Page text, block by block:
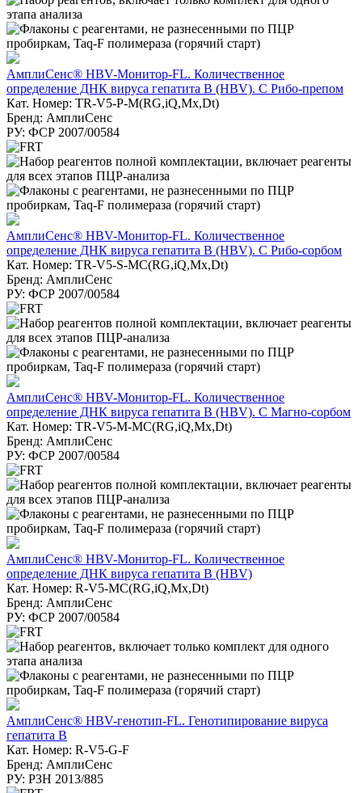
АмплиСенс® HBV-Монитор-FL. Количественное
определение ДНК вируса гепатита В (HBV). С Рибо-препом
Кат. Номер: TR-V5-Р-M(RG,iQ,Мх,Dt)
Бренд: АмплиСенс
РУ: ФСР 2007/00584
АмплиСенс® HBV-Монитор-FL. Количественное
определение ДНК вируса гепатита В (HBV). С Рибо-сорбом
Кат. Номер: TR-V5-S-MC(RG,iQ,Мх,Dt)
Бренд: АмплиСенс
РУ: ФСР 2007/00584
АмплиСенс® HBV-Монитор-FL. Количественное
определение ДНК вируса гепатита В (HBV). С Магно-сорбом
Кат. Номер: TR-V5-M-MC(RG,iQ,Мх,Dt)
Бренд: АмплиСенс
РУ: ФСР 2007/00584
АмплиСенс® HBV-Монитор-FL. Количественное
определение ДНК вируса гепатита В (HBV)
Кат. Номер: R-V5-MC(RG,iQ,Mx,Dt)
Бренд: АмплиСенс
РУ: ФСР 2007/00584
АмплиСенс® HBV-генотип-FL. Генотипирование вируса
гепатита В
Кат. Номер: R-V5-G-F
Бренд: АмплиСенс
РУ: РЗН 2013/885